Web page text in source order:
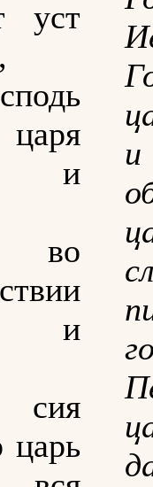
уст
и
во
и
царь